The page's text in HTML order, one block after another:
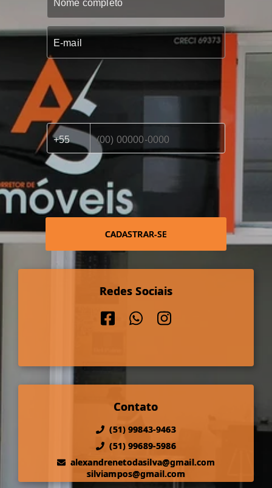
CADASTRAR-SE
Redes Sociais
Contato
(51) 99843-9463
(51) 99689-5986
alexandrenetodasilva@gmail.com
silviampos@gmail.com